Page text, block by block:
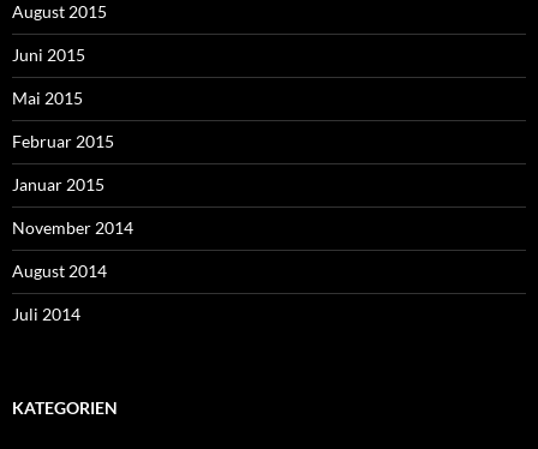
August 2015
Juni 2015
Mai 2015
Februar 2015
Januar 2015
November 2014
August 2014
Juli 2014
KATEGORIEN